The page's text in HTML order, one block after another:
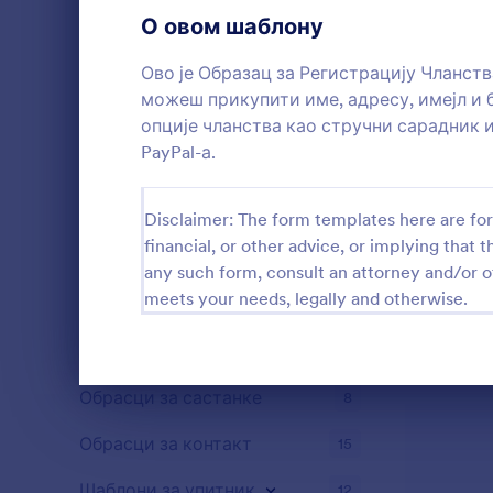
О овом шаблону
Ово је Образац за Регистрацију
можеш прикупити име, адресу, имејл и
опције чланства као стручни
PayPal-а.
Disclaimer: The form templates here are
financial, or other advice, or implying that
any such form, consult an attorney and/or
meets your needs, legally and otherwise.
Dialog end
Обрасци за регистрацију на догађај
Обрасци плаћања 10
Обрасци за пријаву 34
Обрасци за резервацију 15
Шаблони за анкетирање 36
Обрасци за сагласност 33
Обрасци за састанке
Обрасци за контакт 15